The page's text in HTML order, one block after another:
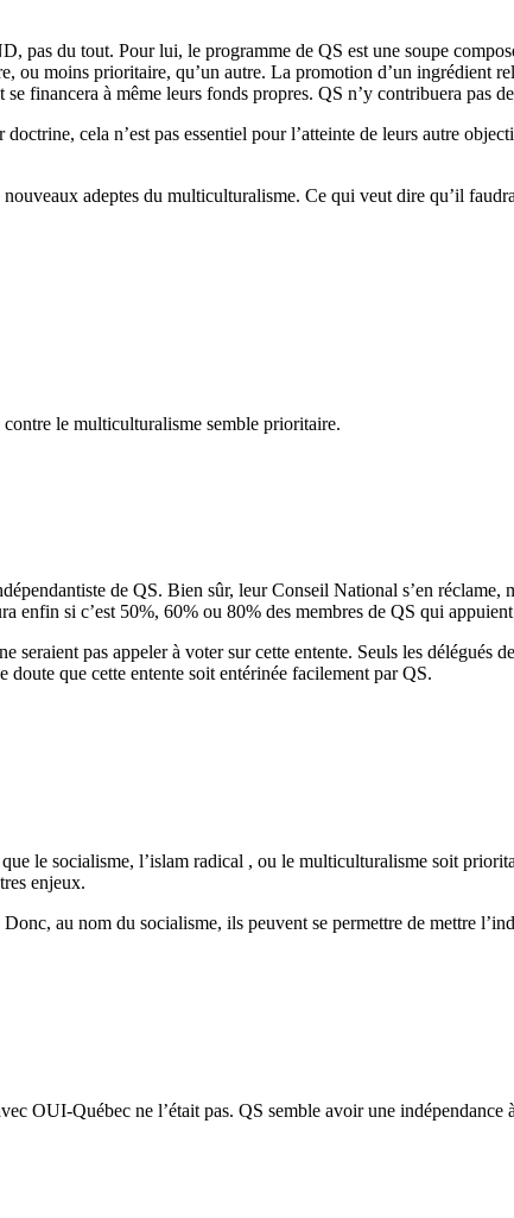
pas du tout. Pour lui, le programme de QS est une soupe
moins prioritaire, qu’un autre. La promotion d’un ingrédient
financera à même leurs fonds propres. QS n’y contribuera pas
cela n’est pas essentiel pour l’atteinte de leurs autre
adeptes du multiculturalisme. Ce qui veut dire qu’il
le multiculturalisme semble prioritaire.
de QS. Bien sûr, leur Conseil National s’en réclame,
enfin si c’est 50%, 60% ou 80% des membres de QS qui
seraient pas appeler à voter sur cette entente. Seuls les délégués
que cette entente soit entérinée facilement par QS.
le socialisme, l’islam radical , ou le multiculturalisme soit
enjeux.
au nom du socialisme, ils peuvent se permettre de mettre
OUI-Québec ne l’était pas. QS semble avoir une indépendance